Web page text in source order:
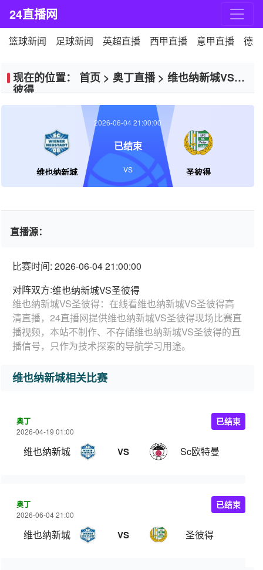
24直播网
篮球新闻 足球新闻 英超直播 西甲直播 意甲直播 德
现在的位置： 首页 > 奥丁直播> 维也纳新城VS圣
彼得
维也纳新城 圣彼得
2026-06-04 21:00:00
已结束
VS
直播源：
比赛时间: 2026-06-04 21:00:00
对阵双方:维也纳新城VS圣彼得
维也纳新城VS圣彼得：在线看维也纳新城VS圣彼得高
清直播，24直播网提供维也纳新城VS圣彼得现场比赛直
播视频，本站不制作、不存储维也纳新城VS圣彼得的直
播信号，只作为技术探索的导航学习用途。
维也纳新城相关比赛
奥丁
2026-04-19 01:00
维也纳新城 VS Sc欧特曼
已结束
奥丁
2026-06-04 21:00
维也纳新城 VS 圣彼得
已结束